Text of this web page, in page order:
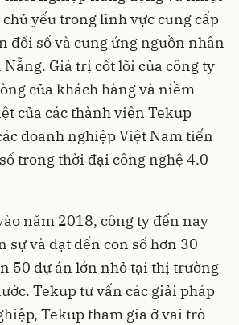
yếu trong lĩnh vực cung cấp
đổi số và cung ứng nguồn nhân
Nẵng. Giá trị cốt lõi của công ty
của khách hàng và niềm
của các thành viên Tekup
doanh nghiệp Việt Nam tiến
trong thời đại công nghệ 4.0
năm 2018, công ty đến nay
sự và đạt đến con số hơn 30
50 dự án lớn nhỏ tại thị trường
Tekup tư vấn các giải pháp
Tekup tham gia ở vai trò